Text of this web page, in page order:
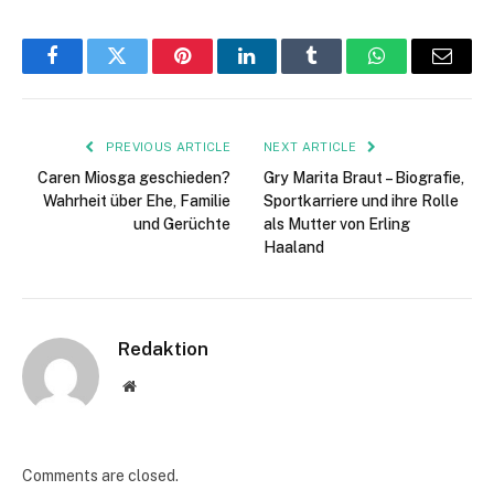
FacebookTwitter PinterestLinkedInTumblr WhatsAppEmail
PREVIOUS ARTICLE
Caren Miosga geschieden?
Wahrheit über Ehe, Familie
und Gerüchte
NEXT ARTICLE
Gry Marita Braut – Biografie,
Sportkarriere und ihre Rolle
als Mutter von Erling
Haaland
Redaktion
Website
Comments are closed.